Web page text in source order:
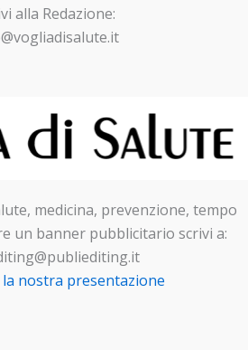
alla Redazione:
medicina, prevenzione, tempo
un banner pubblicitario scrivi a:
la nostra presentazione